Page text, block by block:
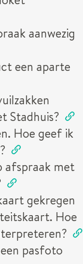
aanwezig
een aparte
Stadhuis?
Hoe geef ik
afspraak met
gekregen
Hoe
pasfoto